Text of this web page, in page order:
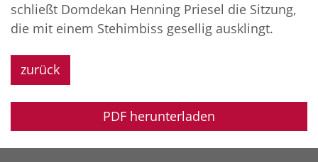
schließt Domdekan Henning Priesel die Sitzung,
die mit einem Stehimbiss gesellig ausklingt.
zurück
PDF herunterladen